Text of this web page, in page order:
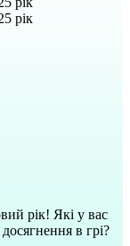
рік! Які у вас
в грі?